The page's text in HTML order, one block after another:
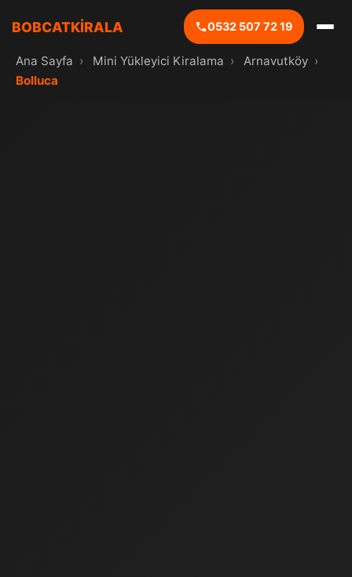
BOBCATKİRALA 0532 507 72 19
Ana Sayfa › Mini Yükleyici Kiralama › Arnavutköy ›
Bolluca